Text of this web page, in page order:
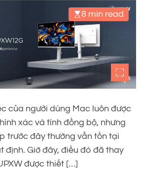
8 min read
của người dùng Mac luôn được
xác và tính đồng bộ, nhưng
trước đây thường vẫn tồn tại
định. Giờ đây, điều đó đã thay
được thiết […]